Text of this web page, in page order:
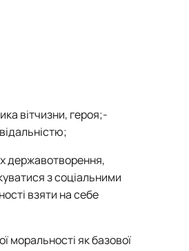
вітчизни, героя;-
державотворення,
з соціальними
взяти на себе
моральності як базової